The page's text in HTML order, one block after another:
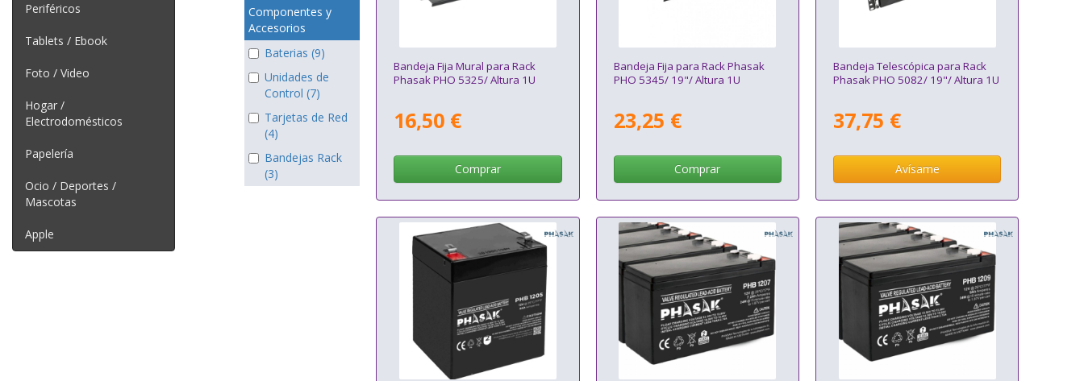
Periféricos
Tablets / Ebook
Foto / Video
Hogar /
Electrodomésticos
Papelería
Ocio / Deportes /
Mascotas
Apple
Componentes y
Accesorios
Baterias (9)
Unidades de
Control (7)
Tarjetas de Red
(4)
Bandejas Rack
(3)
Bandeja Fija Mural para Rack
Phasak PHO 5325/ Altura 1U
16,50 €
Comprar
Bandeja Fija para Rack Phasak
PHO 5345/ 19"/ Altura 1U
23,25 €
Comprar
Bandeja Telescópica para Rack
Phasak PHO 5082/ 19"/ Altura 1U
37,75 €
Avísame